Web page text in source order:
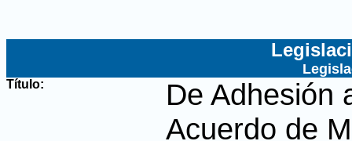
Título:
De Adhesión
Acuerdo de